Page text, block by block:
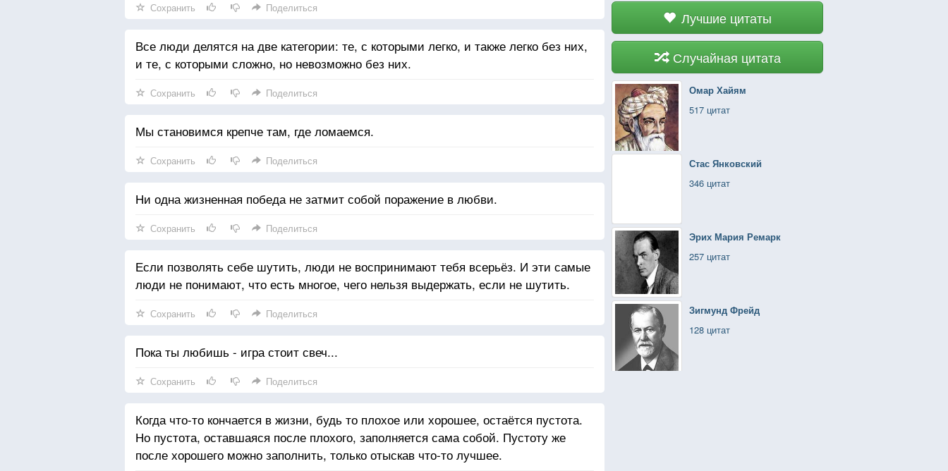
Лучшие цитаты
Случайная цитата
Омар Хайям
517 цитат
Стас Янковский
346 цитат
Эрих Мария Ремарк
257 цитат
Зигмунд Фрейд
128 цитат
Сохранить Поделиться
Все люди делятся на две категории: те, с которыми легко, и также легко без них,
и те, с которыми сложно, но невозможно без них.
Сохранить Поделиться
Мы становимся крепче там, где ломаемся.
Сохранить Поделиться
Ни одна жизненная победа не затмит собой поражение в любви.
Сохранить Поделиться
Если позволять себе шутить, люди не воспринимают тебя всерьёз. И эти самые
люди не понимают, что есть многое, чего нельзя выдержать, если не шутить.
Сохранить Поделиться
Пока ты любишь - игра стоит свеч...
Сохранить Поделиться
Когда что-то кончается в жизни, будь то плохое или хорошее, остаётся пустота.
Но пустота, оставшаяся после плохого, заполняется сама собой. Пустоту же
после хорошего можно заполнить, только отыскав что-то лучшее.